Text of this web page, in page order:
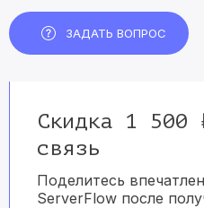
ЗАДАТЬ ВОПРОС
Скидка 1 500
связь
Поделитесь
ServerFlow после